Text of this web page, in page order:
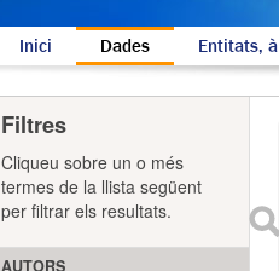
Inici Dades Entitats,
Filtres
Cliqueu sobre un o més
termes de la llista següent
per filtrar els resultats.
AUTORS